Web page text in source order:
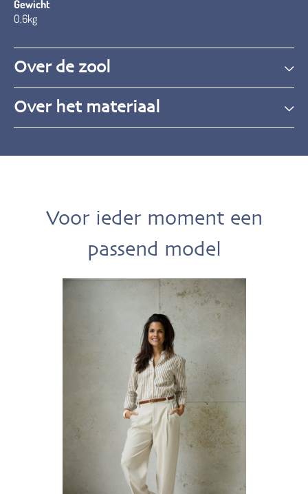
Gewicht
0,6kg
Over de zool
Over het materiaal
Voor ieder moment een
passend model